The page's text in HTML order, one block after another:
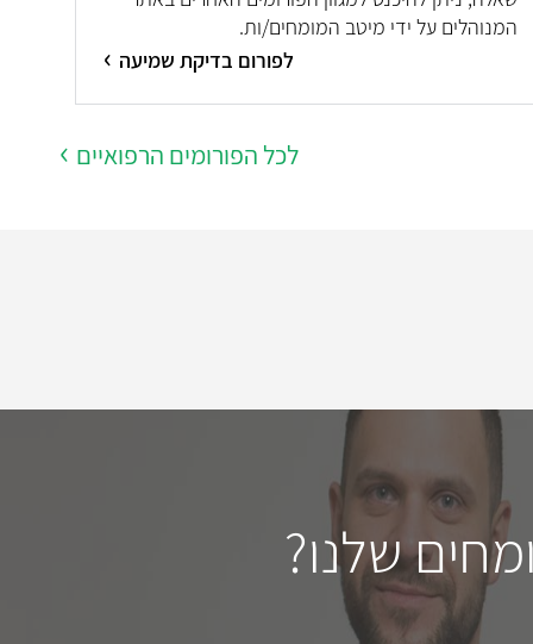
המנוהלים על ידי מיטב המומחים/ות.
לפורום בדיקת שמיעה
לכל הפורומים הרפואיים
שלנו?